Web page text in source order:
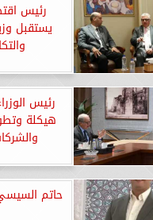
رئيس
يستقبل
رئيس
هيكلة
حاتم